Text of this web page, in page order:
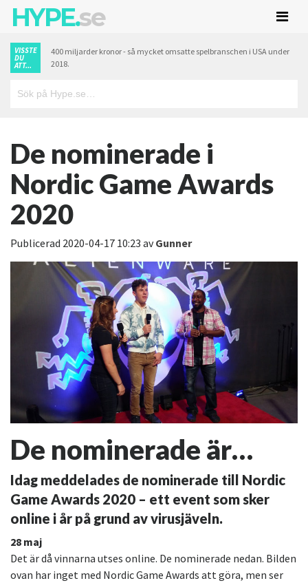
HYPE.se
VISSTE
DU
ATT...
400 miljarder kronor - så mycket omsatte spelbranschen i USA under
2018.
De nominerade i
Nordic Game Awards
2020
Publicerad 2020-04-17 10:23 avGunner
De nominerade är…
Idag meddelades de nominerade till Nordic
Game Awards 2020 – ett event som sker
online i år på grund av virusjäveln.
28 maj
Det är då vinnarna utses online. De nominerade nedan. Bilden
ovan har inget med Nordic Game Awards att göra, men ser